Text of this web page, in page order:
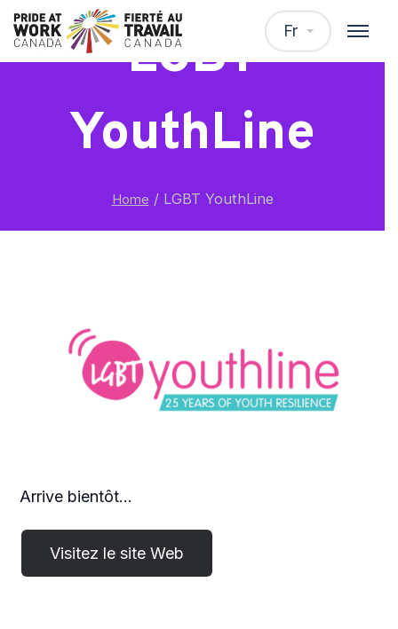
Fr
LGBT
YouthLine
Home /LGBT YouthLine
Arrive bientôt...